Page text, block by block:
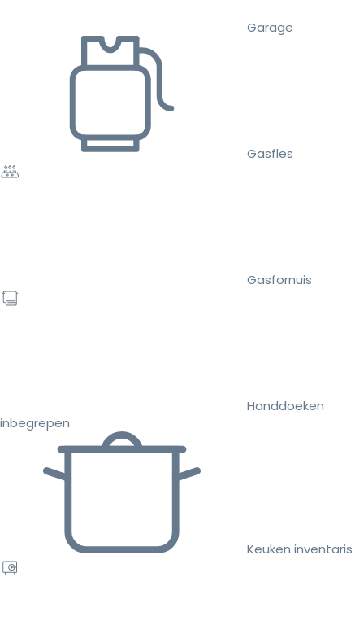
Garage
Gasfles
Gasfornuis
Handdoeken
inbegrepen
Keuken inventaris